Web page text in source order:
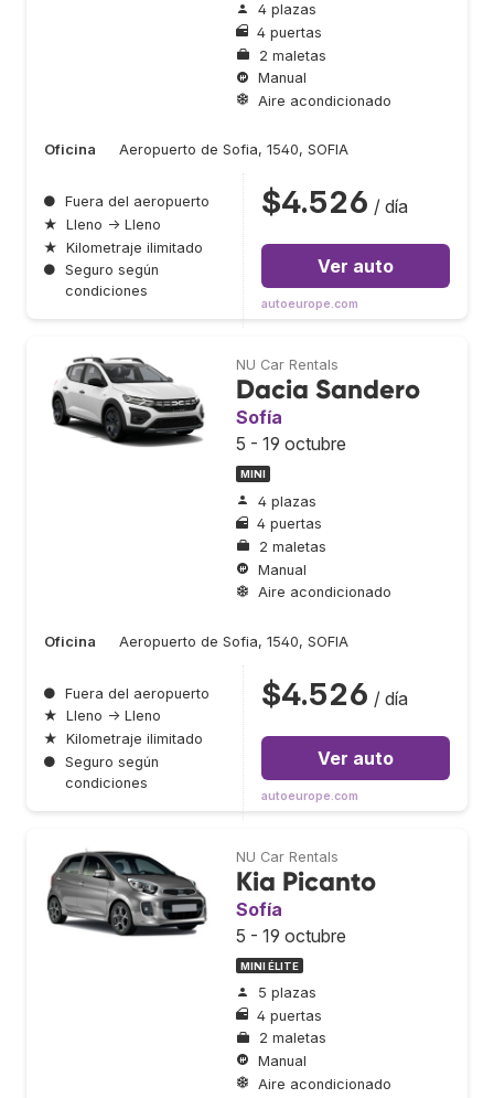
4 plazas
4 puertas
2 maletas
Manual
Aire acondicionado
Oficina Aeropuerto de Sofia, 1540, SOFIA
● Fuera del aeropuerto
★ Lleno → Lleno
★ Kilometraje ilimitado
● Seguro según
condiciones
$4.526 / día
Ver auto
autoeurope.com
NU Car Rentals
Dacia Sandero
Sofía
5 - 19 octubre
MINI
4 plazas
4 puertas
2 maletas
Manual
Aire acondicionado
Oficina Aeropuerto de Sofia, 1540, SOFIA
● Fuera del aeropuerto
★ Lleno → Lleno
★ Kilometraje ilimitado
● Seguro según
condiciones
$4.526 / día
Ver auto
autoeurope.com
NU Car Rentals
Kia Picanto
Sofía
5 - 19 octubre
MINI ÉLITE
5 plazas
4 puertas
2 maletas
Manual
Aire acondicionado